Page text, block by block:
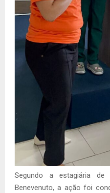
Segundo a estagiária de
Benevenuto, a ação foi